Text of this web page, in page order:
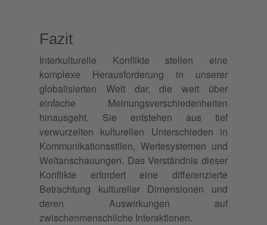
Fazit
Interkulturelle Konflikte stellen eine
komplexe Herausforderung in unserer
globalisierten Welt dar, die weit über
einfache Meinungsverschiedenheiten
hinausgeht. Sie entstehen aus tief
verwurzelten kulturellen Unterschieden in
Kommunikationsstilen, Wertesystemen und
Weltanschauungen. Das Verständnis dieser
Konflikte erfordert eine differenzierte
Betrachtung kultureller Dimensionen und
deren Auswirkungen auf
zwischenmenschliche Interaktionen.